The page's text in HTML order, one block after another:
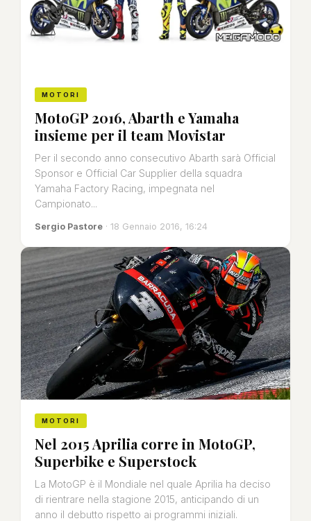
MOTORI
MotoGP 2016, Abarth e Yamaha
insieme per il team Movistar
Per il secondo anno consecutivo Abarth sarà Official
Sponsor e Official Car Supplier della squadra
Yamaha Factory Racing, impegnata nel
Campionato...
Sergio Pastore · 18 Gennaio 2016, 16:24
MOTORI
Nel 2015 Aprilia corre in MotoGP,
Superbike e Superstock
La MotoGP è il Mondiale nel quale Aprilia ha deciso
di rientrare nella stagione 2015, anticipando di un
anno il debutto rispetto ai programmi iniziali.